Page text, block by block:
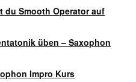
du Smooth Operator auf
üben – Saxophon
Impro Kurs